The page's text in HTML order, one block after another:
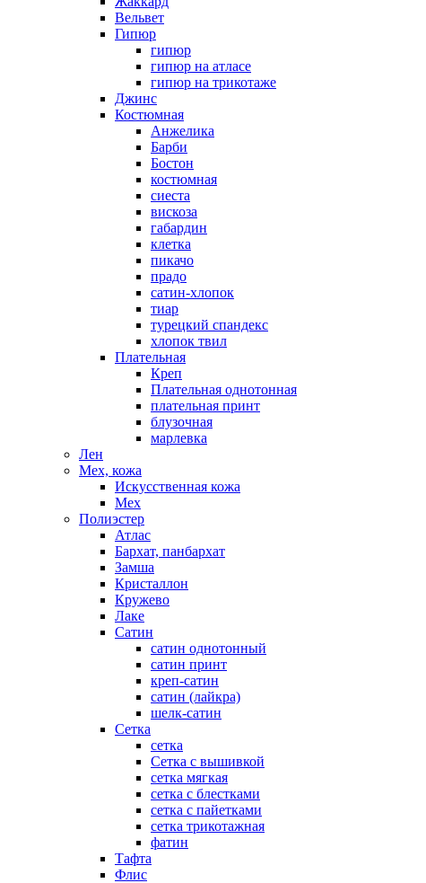
Вельвет
Гипюр
гипюр
гипюр на атласе
гипюр на трикотаже
Джинс
Костюмная
Анжелика
Барби
Бостон
костюмная
сиеста
вискоза
габардин
клетка
пикачо
прадо
сатин-хлопок
тиар
турецкий спандекс
хлопок твил
Плательная
Креп
Плательная однотонная
плательная принт
блузочная
марлевка
Лен
Мех, кожа
Искусственная кожа
Мех
Полиэстер
Атлас
Бархат, панбархат
Замша
Кристаллон
Кружево
Лаке
Сатин
сатин однотонный
сатин принт
креп-сатин
сатин (лайкра)
шелк-сатин
Сетка
сетка
Сетка с вышивкой
сетка мягкая
сетка с блестками
сетка с пайетками
сетка трикотажная
фатин
Тафта
Флис